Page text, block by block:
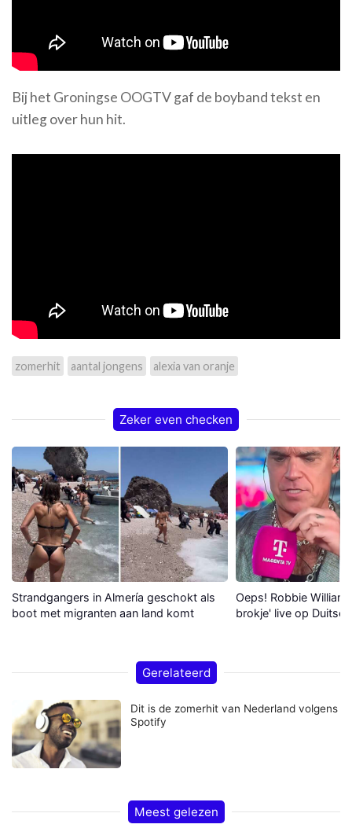
Bij het Groningse OOGTV gaf de boyband tekst en
uitleg over hun hit.
zomerhit aantal jongens alexia van oranje
Zeker even checken
Strandgangers in Almería geschokt als
boot met migranten aan land komt
Oeps! Robbie
brokje' live op Duitse
Gerelateerd
Dit is de zomerhit van Nederland volgens
Spotify
Meest gelezen